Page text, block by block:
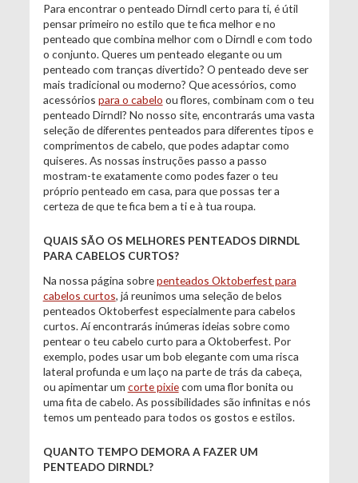
Para encontrar o penteado Dirndl certo para ti, é útil
pensar primeiro no estilo que te fica melhor e no
penteado que combina melhor com o Dirndl e com todo
o conjunto. Queres um penteado elegante ou um
penteado com tranças divertido? O penteado deve ser
mais tradicional ou moderno? Que acessórios, como
acessórios para o cabelo ou flores, combinam com o teu
penteado Dirndl? No nosso site, encontrarás uma vasta
seleção de diferentes penteados para diferentes tipos e
comprimentos de cabelo, que podes adaptar como
quiseres. As nossas instruções passo a passo
mostram-te exatamente como podes fazer o teu
próprio penteado em casa, para que possas ter a
certeza de que te fica bem a ti e à tua roupa.
QUAIS SÃO OS MELHORES PENTEADOS DIRNDL
PARA CABELOS CURTOS?
Na nossa página sobrepenteados Oktoberfest para
cabelos curtos, já reunimos uma seleção de belos
penteados Oktoberfest especialmente para cabelos
curtos. Aí encontrarás inúmeras ideias sobre como
pentear o teu cabelo curto para a Oktoberfest. Por
exemplo, podes usar um bob elegante com uma risca
lateral profunda e um laço na parte de trás da cabeça,
ou apimentar um corte pixiecom uma flor bonita ou
uma fita de cabelo. As possibilidades são infinitas e nós
temos um penteado para todos os gostos e estilos.
QUANTO TEMPO DEMORA A FAZER UM
PENTEADO DIRNDL?